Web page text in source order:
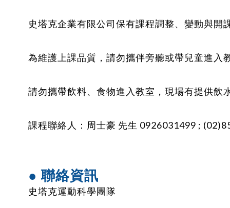
史塔克企業有限公司保有課程調整、變動與開
為維護上課品質，請勿攜伴旁聽或帶兒童進入
請勿攜帶飲料、食物進入教室，現場有提供飲
課程聯絡人：周士豪 先生 0926031499 ;
● 聯絡資訊
史塔克運動科學團隊